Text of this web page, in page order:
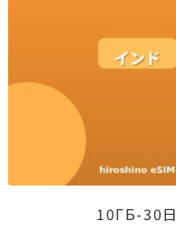
10ГБ-30日